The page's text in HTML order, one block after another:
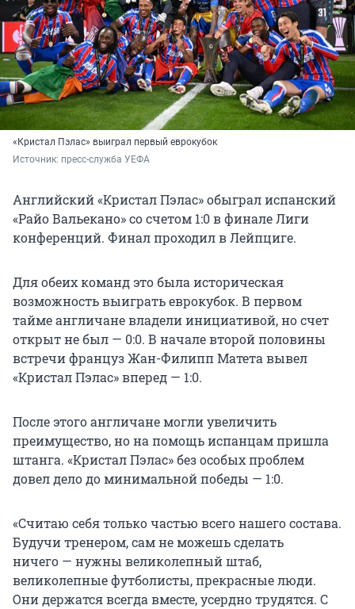
«Кристал Пэлас» выиграл первый еврокубок
Источник: пресс-служба УЕФА
Английский «Кристал Пэлас» обыграл испанский
«Райо Вальекано» со счетом 1:0 в финале Лиги
конференций. Финал проходил в Лейпциге.
Для обеих команд это была историческая
возможность выиграть еврокубок. В первом
тайме англичане владели инициативой, но счет
открыт не был — 0:0. В начале второй половины
встречи француз Жан-Филипп Матета вывел
«Кристал Пэлас» вперед — 1:0.
После этого англичане могли увеличить
преимущество, но на помощь испанцам пришла
штанга. «Кристал Пэлас» без особых проблем
довел дело до минимальной победы — 1:0.
«Считаю себя только частью всего нашего состава.
Будучи тренером, сам не можешь сделать
ничего — нужны великолепный штаб,
великолепные футболисты, прекрасные люди.
Они держатся всегда вместе, усердно трудятся. С